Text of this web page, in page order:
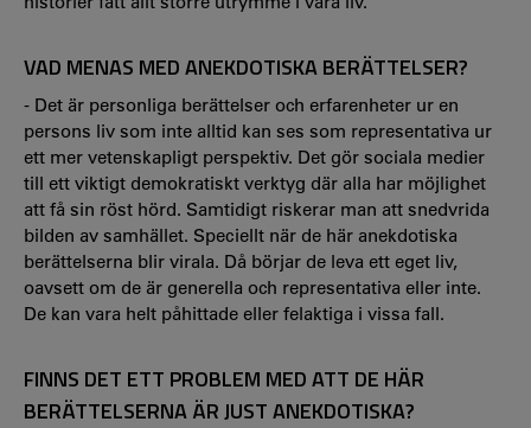
VAD MENAS MED ANEKDOTISKA BERÄTTELSER?
- Det är personliga berättelser och erfarenheter ur en
persons liv som inte alltid kan ses som representativa ur
ett mer vetenskapligt perspektiv. Det gör sociala medier
till ett viktigt demokratiskt verktyg där alla har möjlighet
att få sin röst hörd. Samtidigt riskerar man att snedvrida
bilden av samhället. Speciellt när de här anekdotiska
berättelserna blir virala. Då börjar de leva ett eget liv,
oavsett om de är generella och representativa eller inte.
De kan vara helt påhittade eller felaktiga i vissa fall.
FINNS DET ETT PROBLEM MED ATT DE HÄR
BERÄTTELSERNA ÄR JUST ANEKDOTISKA?